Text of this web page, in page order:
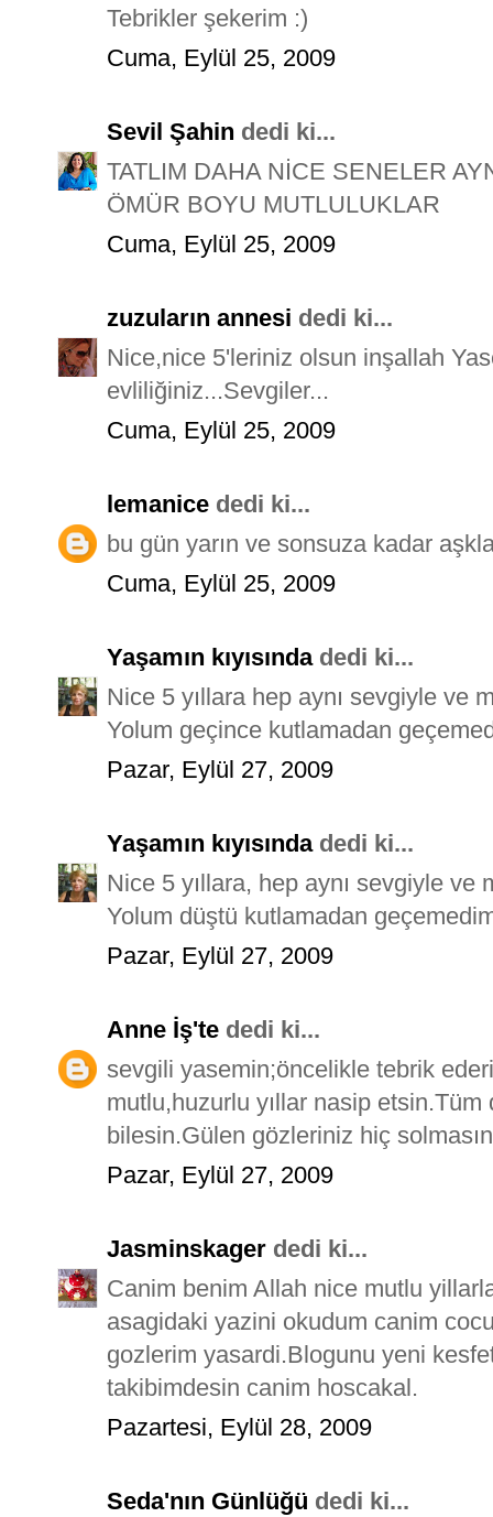
Tebrikler şekerim :)
Cuma, Eylül 25, 2009
Sevil Şahin dedi ki...
TATLIM DAHA NİCE SENELER
ÖMÜR BOYU MUTLULUKLAR
Cuma, Eylül 25, 2009
zuzuların annesi dedi ki...
Nice,nice 5'leriniz olsun inşallah
evliliğiniz...Sevgiler...
Cuma, Eylül 25, 2009
lemanice dedi ki...
bu gün yarın ve sonsuza kadar
Cuma, Eylül 25, 2009
Yaşamın kıyısındadedi ki...
Nice 5 yıllara hep aynı sevgiyle ve
Yolum geçince kutlamadan
Pazar, Eylül 27, 2009
Yaşamın kıyısındadedi ki...
Nice 5 yıllara, hep aynı sevgiyle ve
Yolum düştü kutlamadan
Pazar, Eylül 27, 2009
Anne İş'te dedi ki...
sevgili yasemin;öncelikle tebrik
mutlu,huzurlu yıllar nasip etsin.Tüm
bilesin.Gülen gözleriniz hiç
Pazar, Eylül 27, 2009
Jasminskager dedi ki...
Canim benim Allah nice mutlu
asagidaki yazini okudum canim
gozlerim yasardi.Blogunu yeni
takibimdesin canim hoscakal.
Pazartesi, Eylül 28, 2009
Seda'nın Günlüğü dedi ki...